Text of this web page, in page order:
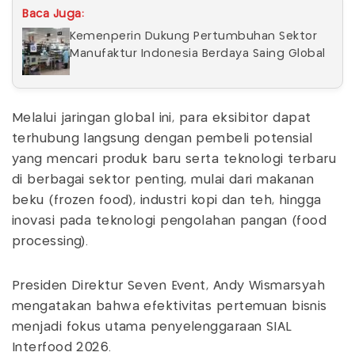
Baca Juga:
Kemenperin Dukung Pertumbuhan Sektor
Manufaktur Indonesia Berdaya Saing Global
Melalui jaringan global ini, para eksibitor dapat
terhubung langsung dengan pembeli potensial
yang mencari produk baru serta teknologi terbaru
di berbagai sektor penting, mulai dari makanan
beku (frozen food), industri kopi dan teh, hingga
inovasi pada teknologi pengolahan pangan (food
processing).
Presiden Direktur Seven Event, Andy Wismarsyah
mengatakan bahwa efektivitas pertemuan bisnis
menjadi fokus utama penyelenggaraan SIAL
Interfood 2026.